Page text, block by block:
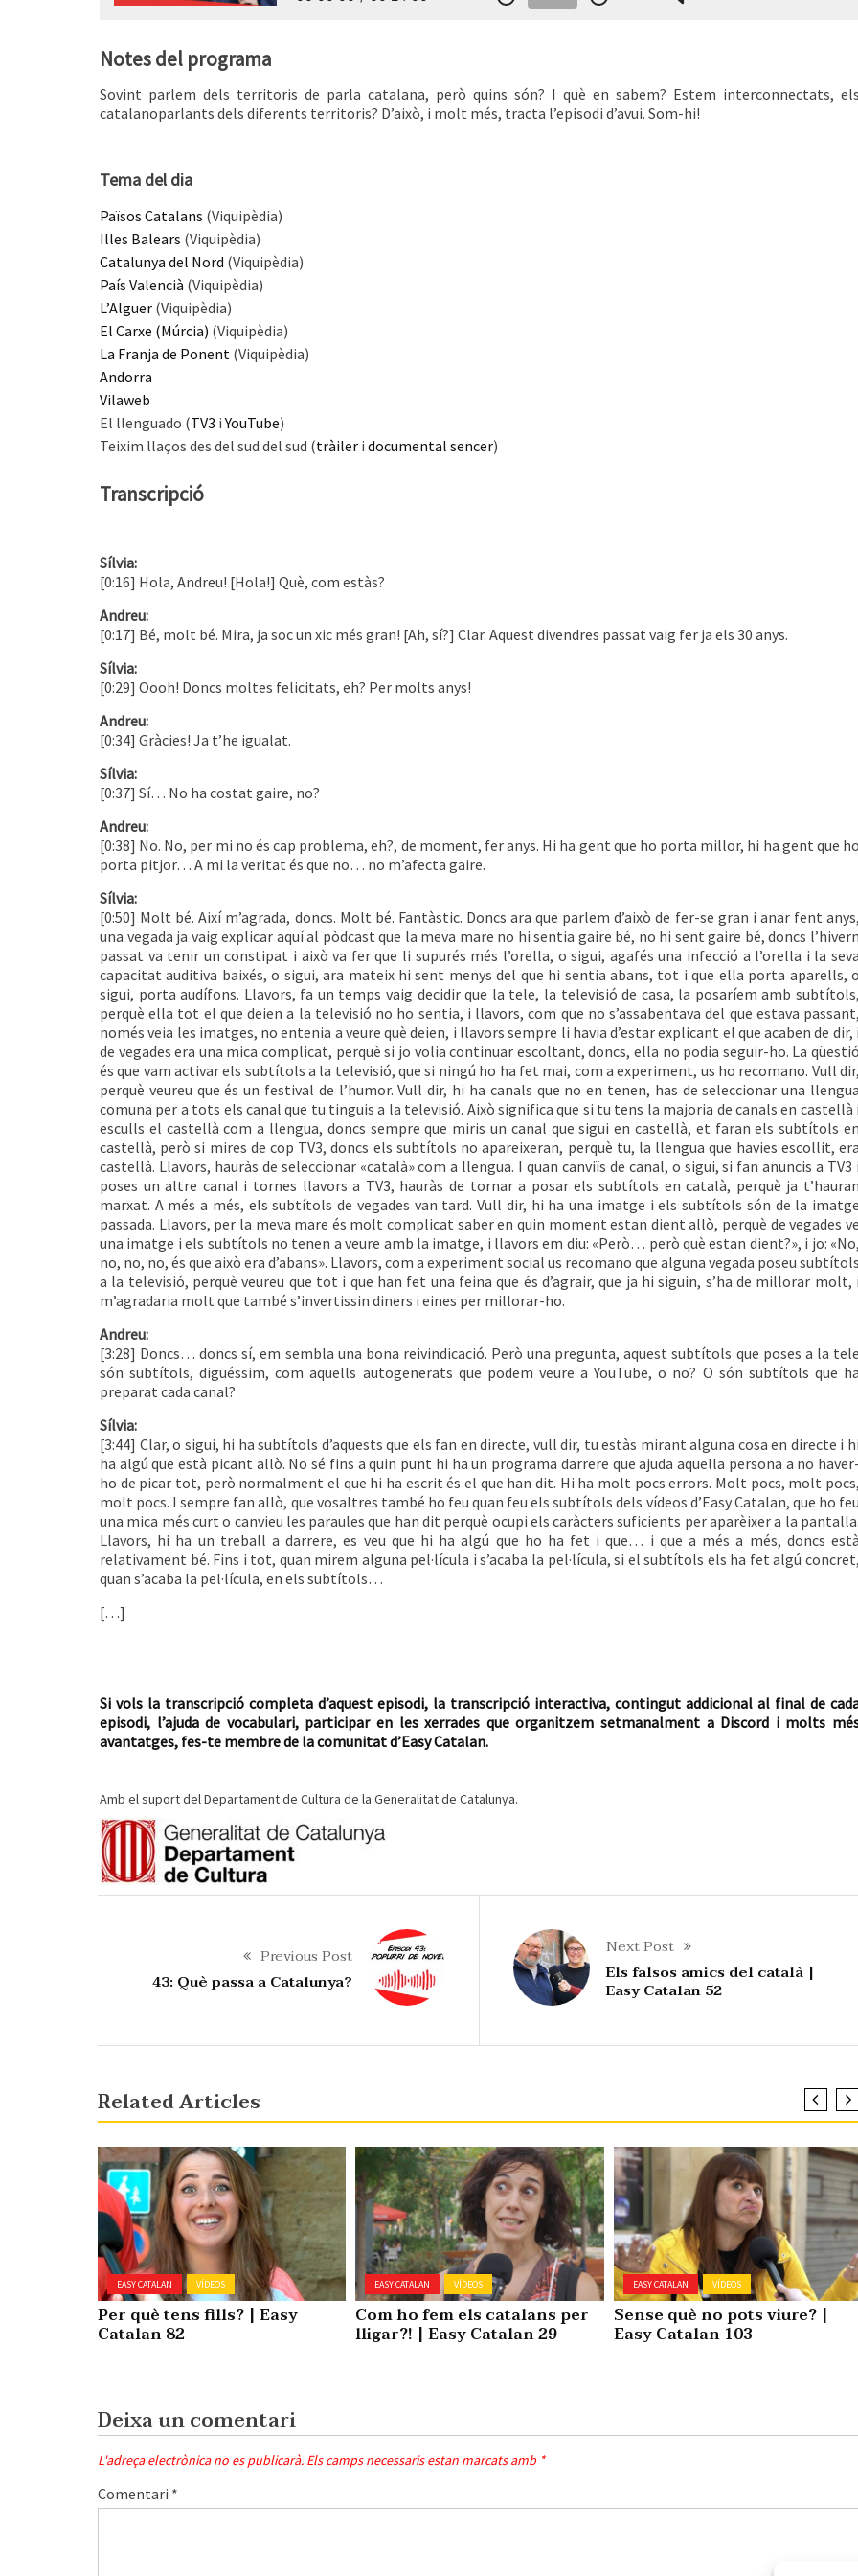
Notes del programa
Sovint parlem dels territoris de parla catalana, però quins són? I què en sabem? Estem interconnectats, els
catalanoparlants dels diferents territoris? D’això, i molt més, tracta l’episodi d’avui. Som-hi!
Tema del dia
Països Catalans (Viquipèdia)
Illes Balears (Viquipèdia)
Catalunya del Nord (Viquipèdia)
País Valencià (Viquipèdia)
L’Alguer (Viquipèdia)
El Carxe (Múrcia) (Viquipèdia)
La Franja de Ponent (Viquipèdia)
Andorra
Vilaweb
El llenguado (TV3 iYouTube)
Teixim llaços des del sud del sud (tràiler i documental sencer)
Transcripció
Sílvia:
[0:16] Hola, Andreu! [Hola!] Què, com estàs?
Andreu:
[0:17] Bé, molt bé. Mira, ja soc un xic més gran! [Ah, sí?] Clar. Aquest divendres passat vaig fer ja els 30 anys.
Sílvia:
[0:29] Oooh! Doncs moltes felicitats, eh? Per molts anys!
Andreu:
[0:34] Gràcies! Ja t’he igualat.
Sílvia:
[0:37] Sí… No ha costat gaire, no?
Andreu:
[0:38] No. No, per mi no és cap problema, eh?, de moment, fer anys. Hi ha gent que ho porta millor, hi ha gent que ho
porta pitjor… A mi la veritat és que no… no m’afecta gaire.
Sílvia:
[0:50] Molt bé. Així m’agrada, doncs. Molt bé. Fantàstic. Doncs ara que parlem d’això de fer-se gran i anar fent anys,
una vegada ja vaig explicar aquí al pòdcast que la meva mare no hi sentia gaire bé, no hi sent gaire bé, doncs l’hivern
passat va tenir un constipat i això va fer que li supurés més l’orella, o sigui, agafés una infecció a l’orella i la seva
capacitat auditiva baixés, o sigui, ara mateix hi sent menys del que hi sentia abans, tot i que ella porta aparells, o
sigui, porta audífons. Llavors, fa un temps vaig decidir que la tele, la televisió de casa, la posaríem amb subtítols,
perquè ella tot el que deien a la televisió no ho sentia, i llavors, com que no s’assabentava del que estava passant,
només veia les imatges, no entenia a veure què deien, i llavors sempre li havia d’estar explicant el que acaben de dir, i
de vegades era una mica complicat, perquè si jo volia continuar escoltant, doncs, ella no podia seguir-ho. La qüestió
és que vam activar els subtítols a la televisió, que si ningú ho ha fet mai, com a experiment, us ho recomano. Vull dir,
perquè veureu que és un festival de l’humor. Vull dir, hi ha canals que no en tenen, has de seleccionar una llengua
comuna per a tots els canal que tu tinguis a la televisió. Això significa que si tu tens la majoria de canals en castellà i
esculls el castellà com a llengua, doncs sempre que miris un canal que sigui en castellà, et faran els subtítols en
castellà, però si mires de cop TV3, doncs els subtítols no apareixeran, perquè tu, la llengua que havies escollit, era
castellà. Llavors, hauràs de seleccionar «català» com a llengua. I quan canviïs de canal, o sigui, si fan anuncis a TV3 i
poses un altre canal i tornes llavors a TV3, hauràs de tornar a posar els subtítols en català, perquè ja t’hauran
marxat. A més a més, els subtítols de vegades van tard. Vull dir, hi ha una imatge i els subtítols són de la imatge
passada. Llavors, per la meva mare és molt complicat saber en quin moment estan dient allò, perquè de vegades ve
una imatge i els subtítols no tenen a veure amb la imatge, i llavors em diu: «Però… però què estan dient?», i jo: «No,
no, no, no, és que això era d’abans». Llavors, com a experiment social us recomano que alguna vegada poseu subtítols
a la televisió, perquè veureu que tot i que han fet una feina que és d’agrair, que ja hi siguin, s’ha de millorar molt, i
m’agradaria molt que també s’invertissin diners i eines per millorar-ho.
Andreu:
[3:28] Doncs… doncs sí, em sembla una bona reivindicació. Però una pregunta, aquest subtítols que poses a la tele
són subtítols, diguéssim, com aquells autogenerats que podem veure a YouTube, o no? O són subtítols que ha
preparat cada canal?
Sílvia:
[3:44] Clar, o sigui, hi ha subtítols d’aquests que els fan en directe, vull dir, tu estàs mirant alguna cosa en directe i hi
ha algú que està picant allò. No sé fins a quin punt hi ha un programa darrere que ajuda aquella persona a no haver-
ho de picar tot, però normalment el que hi ha escrit és el que han dit. Hi ha molt pocs errors. Molt pocs, molt pocs,
molt pocs. I sempre fan allò, que vosaltres també ho feu quan feu els subtítols dels vídeos d’Easy Catalan, que ho feu
una mica més curt o canvieu les paraules que han dit perquè ocupi els caràcters suficients per aparèixer a la pantalla.
Llavors, hi ha un treball a darrere, es veu que hi ha algú que ho ha fet i que… i que a més a més, doncs està
relativament bé. Fins i tot, quan mirem alguna pel·lícula i s’acaba la pel·lícula, si el subtítols els ha fet algú concret,
quan s’acaba la pel·lícula, en els subtítols…
[…]
Si vols la transcripció completa d’aquest episodi, la transcripció interactiva, contingut addicional al final de
episodi, l’ajuda de vocabulari, participar en les xerrades que organitzem setmanalment a Discord i molts
avantatges, fes-te membre de la comunitat d’Easy Catalan.
Amb el suport del Departament de Cultura de la Generalitat de Catalunya.
Previous Post
43: Què passa a Catalunya?
Next Post
Els falsos amics del català |
Easy Catalan 52
Related Articles
EASY CATALAN VÍDEOS
Per què tens fills? | Easy
Catalan 82
EASY CATALAN VÍDEOS
Com ho fem els catalans per
lligar?! | Easy Catalan 29
EASY CATALAN VÍDEOS
Sense què no pots viure? |
Easy Catalan 103
Deixa un comentari
L'adreça electrònica no es publicarà. Els camps necessaris estan marcats amb *
Comentari *